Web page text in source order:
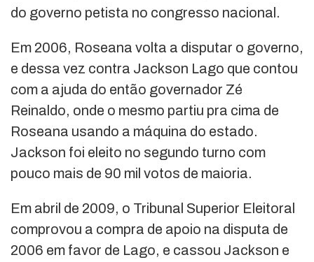
do governo petista no congresso nacional.
Em 2006, Roseana volta a disputar o governo,
e dessa vez contra Jackson Lago que contou
com a ajuda do então governador Zé
Reinaldo, onde o mesmo partiu pra cima de
Roseana usando a máquina do estado.
Jackson foi eleito no segundo turno com
pouco mais de 90 mil votos de maioria.
Em abril de 2009, o Tribunal Superior Eleitoral
comprovou a compra de apoio na disputa de
2006 em favor de Lago, e cassou Jackson e